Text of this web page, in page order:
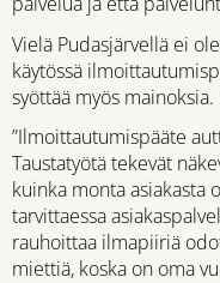
Vielä Pudasjärvellä ei ole
käytössä
syöttää myös
”Ilmoittautumispääte
Taustatyötä tekevät
kuinka monta asiakasta
tarvittaessa
rauhoittaa ilmapiiriä
miettiä, koska on oma